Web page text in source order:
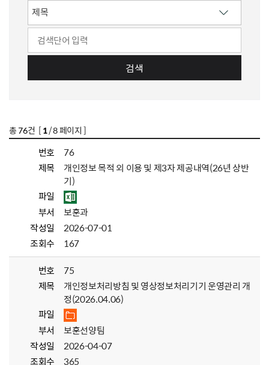
검색
총 76건 [1/ 8 페이지 ]
번호
76
제목
개인정보 목적 외 이용 및 제3자 제공내역(26년 상반
기)
파일
부서
보훈과
작성일
2026-07-01
조회수
167
번호
75
제목
개인정보처리방침 및 영상정보처리기기 운영관리 개
정(2026.04.06)
파일
부서
보훈선양팀
작성일
2026-04-07
조회수
365